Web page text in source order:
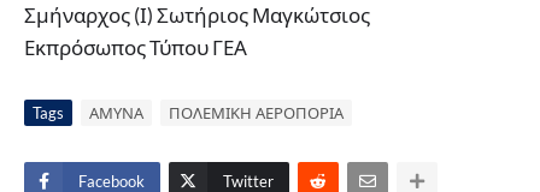
Σμήναρχος (Ι) Σωτήριος Μαγκώτσιος
Εκπρόσωπος Τύπου ΓΕΑ
Tags ΑΜΥΝΑ ΠΟΛΕΜΙΚΗ ΑΕΡΟΠΟΡΙΑ
Facebook Twitter